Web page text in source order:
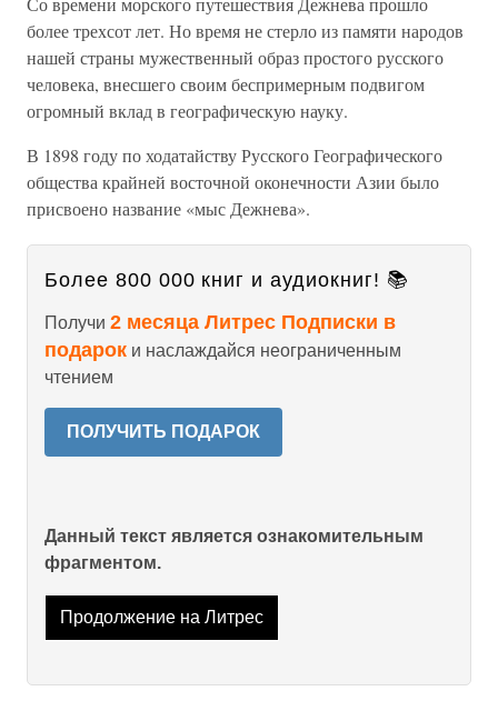
более трехсот лет. Но время не стерло из памяти народов
нашей страны мужественный образ простого русского
человека, внесшего своим беспримерным подвигом
огромный вклад в географическую науку.
В 1898 году по ходатайству Русского Географического
общества крайней восточной оконечности Азии было
присвоено название «мыс Дежнева».
Более 800 000 книг и аудиокниг! 📚
Получи 2 месяца Литрес Подписки в
подарок и наслаждайся неограниченным
чтением
ПОЛУЧИТЬ ПОДАРОК
Данный текст является ознакомительным
фрагментом.
Продолжение на Литрес